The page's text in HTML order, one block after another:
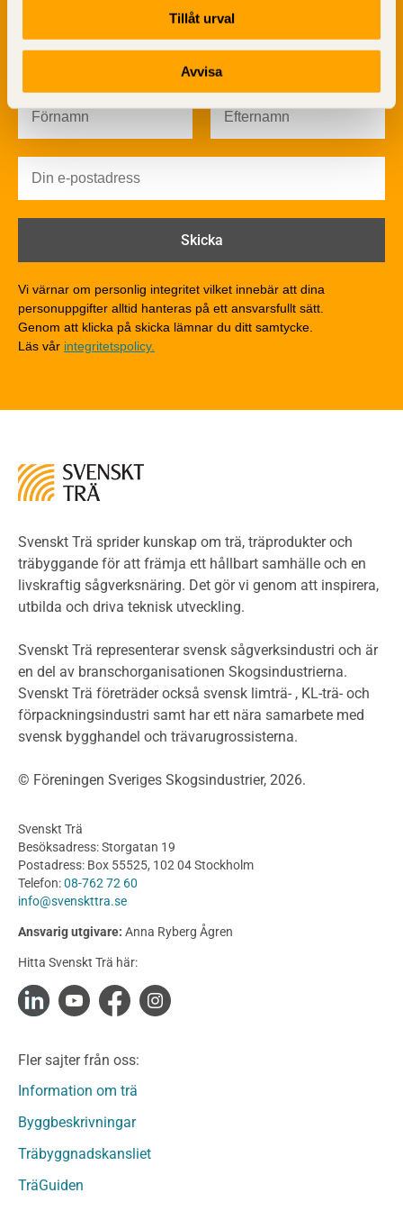
Tillåt urval
Avvisa
Fukt
Värmeisolering och lufttäthet
Ljud
Brandsäkerhet
Brandsäkerhet
Brandförlopp i byggnader
Brandklasser för material och konstruktioner
Detaljlösningar
Träytors brandegenskaper
Tekniska byten med sprinkler
Riskvärdering i flervåningsbostadshus
Miljöeffekter
LCA
Miljödeklarationer och märkning
Termer och förkortningar
Planering
Klimatkalkylator hallar
Projektering av trähus - generellt
Byggsystem
Fasadsystem i skivmaterial
Bullerskärmar och andra utomhuskonstruktioner
Byggnation och utförande
Utförande
Produkter
Konstruktionsvirke
Konstruktionsvirke Behandlat
Konstruktionsvirke Fingerskarvat
Konstruktionsvirke Fingerskarvat Obehandlat
Limträ
Fanerträ
Fanerträ Obehandlat
Träpanel och Utvändig beklädnad Behandlat
Träpanel och utvändig beklädnad Obehandlat
Trägolv
Prenumerera på TräGuidens nyhetsbrev!
Vi värnar om personlig integritet vilket innebär att dina
personuppgifter alltid hanteras på ett ansvarsfullt sätt.
Genom att klicka på skicka lämnar du ditt samtycke.
Läs vår integritetspolicy.
Svenskt Trä sprider kunskap om trä, träprodukter och
träbyggande för att främja ett hållbart samhälle och en
livskraftig sågverksnäring. Det gör vi genom att inspirera,
utbilda och driva teknisk utveckling.
Svenskt Trä representerar svensk sågverksindustri och är
en del av branschorganisationen Skogsindustrierna.
Svenskt Trä företräder också svensk limträ- , KL-trä- och
förpackningsindustri samt har ett nära samarbete med
svensk bygghandel och trävarugrossisterna.
© Föreningen Sveriges Skogsindustrier, 2026.
Svenskt Trä
Besöksadress: Storgatan 19
Postadress: Box 55525, 102 04 Stockholm
Telefon:08-762 72 60
info@svenskttra.se
Ansvarig utgivare: Anna Ryberg Ågren
Hitta Svenskt Trä här:
Fler sajter från oss:
Information om trä
Byggbeskrivningar
Träbyggnadskansliet
TräGuiden